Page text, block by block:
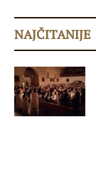
NAJČITANIJE